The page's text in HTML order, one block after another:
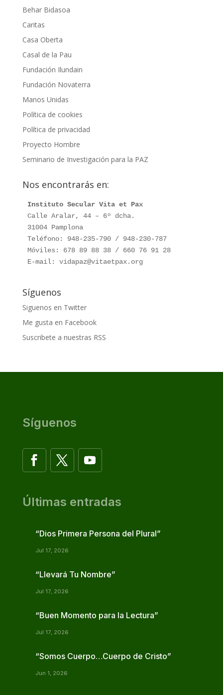
Behar Bidasoa
Caritas
Casa Oberta
Casal de la Pau
Fundación Ilundain
Fundación Novaterra
Manos Unidas
Política de cookies
Política de privacidad
Proyecto Hombre
Seminario de Investigación para la PAZ
Nos encontrarás en:
Instituto Secular Vita et Pax
Calle Aralar, 44 – 6º dcha.
31004 Pamplona
Teléfono: 948-235-790 / 948-230-787
Móviles: 678 89 88 38 / 660 76 91 28
E-mail: vidapaz@vitaetpax.org
Síguenos
Siguenos en Twitter
Me gusta en Facebook
Suscribete a nuestras RSS
Síguenos
Últimas entradas
“Dios Primera Persona del Plural”
Jul 17, 2026
“Llevará Tu Nombre”
Jul 17, 2026
“Buen Momento para la Lectura”
Jul 17, 2026
“Somos Cuerpo…Cuerpo de Cristo”
Jun 1, 2026